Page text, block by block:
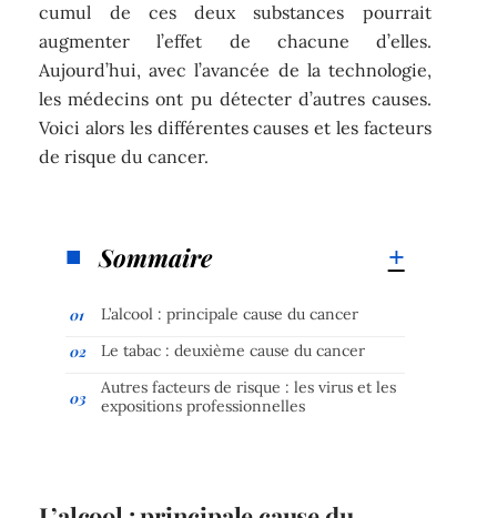
cumul de ces deux substances pourrait
augmenter l’effet de chacune d’elles.
Aujourd’hui, avec l’avancée de la technologie,
les médecins ont pu détecter d’autres causes.
Voici alors les différentes causes et les facteurs
de risque du cancer.
Sommaire
L’alcool : principale cause du cancer
Le tabac : deuxième cause du cancer
Autres facteurs de risque : les virus et les
expositions professionnelles